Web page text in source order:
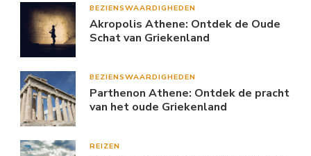
BEZIENSWAARDIGHEDEN
Akropolis Athene: Ontdek de Oude
Schat van Griekenland
BEZIENSWAARDIGHEDEN
Parthenon Athene: Ontdek de pracht
van het oude Griekenland
REIZEN